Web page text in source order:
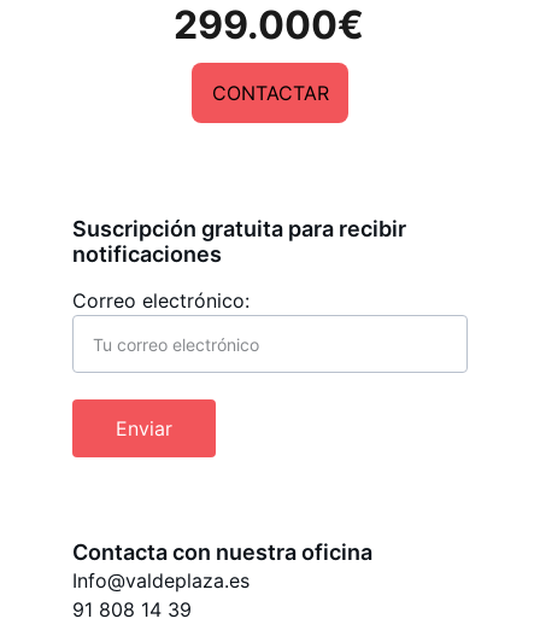
299.000€
CONTACTAR
Contacta con nuestra oficina
Correo electrónico:
Enviar
Info@valdeplaza.es
Suscripción gratuita para recibir
notificaciones
91 808 14 39